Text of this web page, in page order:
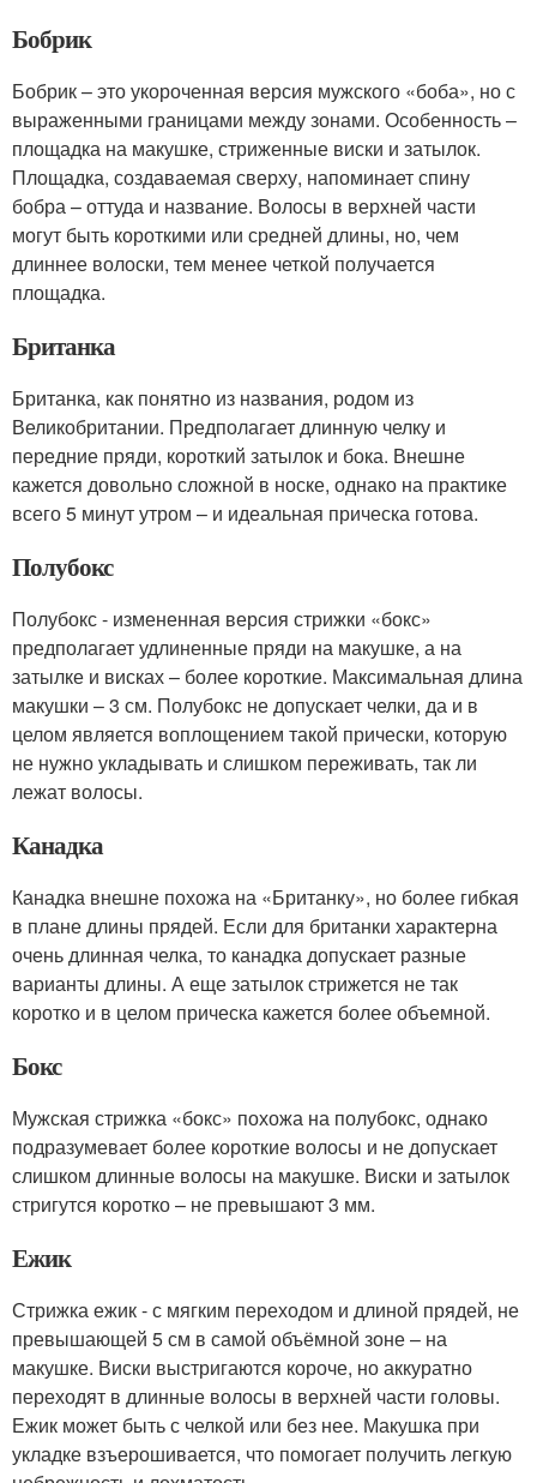
Бобрик
Бобрик – это укороченная версия мужского «боба», но с
выраженными границами между зонами. Особенность –
площадка на макушке, стриженные виски и затылок.
Площадка, создаваемая сверху, напоминает спину
бобра – оттуда и название. Волосы в верхней части
могут быть короткими или средней длины, но, чем
длиннее волоски, тем менее четкой получается
площадка.
Британка
Британка, как понятно из названия, родом из
Великобритании. Предполагает длинную челку и
передние пряди, короткий затылок и бока. Внешне
кажется довольно сложной в носке, однако на практике
всего 5 минут утром – и идеальная прическа готова.
Полубокс
Полубокс - измененная версия стрижки «бокс»
предполагает удлиненные пряди на макушке, а на
затылке и висках – более короткие. Максимальная длина
макушки – 3 см. Полубокс не допускает челки, да и в
целом является воплощением такой прически, которую
не нужно укладывать и слишком переживать, так ли
лежат волосы.
Канадка
Канадка внешне похожа на «Британку», но более гибкая
в плане длины прядей. Если для британки характерна
очень длинная челка, то канадка допускает разные
варианты длины. А еще затылок стрижется не так
коротко и в целом прическа кажется более объемной.
Бокс
Мужская стрижка «бокс» похожа на полубокс, однако
подразумевает более короткие волосы и не допускает
слишком длинные волосы на макушке. Виски и затылок
стригутся коротко – не превышают 3 мм.
Ежик
Стрижка ежик - с мягким переходом и длиной прядей, не
превышающей 5 см в самой объёмной зоне – на
макушке. Виски выстригаются короче, но аккуратно
переходят в длинные волосы в верхней части головы.
Ежик может быть с челкой или без нее. Макушка при
укладке взъерошивается, что помогает получить легкую